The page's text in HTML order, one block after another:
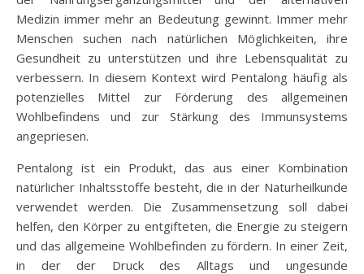
Medizin immer mehr an Bedeutung gewinnt. Immer mehr
Menschen suchen nach natürlichen Möglichkeiten, ihre
Gesundheit zu unterstützen und ihre Lebensqualität zu
verbessern. In diesem Kontext wird Pentalong häufig als
potenzielles Mittel zur Förderung des allgemeinen
Wohlbefindens und zur Stärkung des Immunsystems
angepriesen.
Pentalong ist ein Produkt, das aus einer Kombination
natürlicher Inhaltsstoffe besteht, die in der Naturheilkunde
verwendet werden. Die Zusammensetzung soll dabei
helfen, den Körper zu entgifteten, die Energie zu steigern
und das allgemeine Wohlbefinden zu fördern. In einer Zeit,
in der der Druck des Alltags und ungesunde